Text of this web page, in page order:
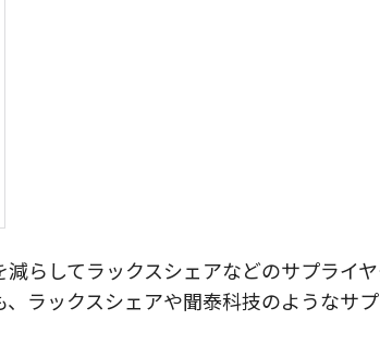
らしてラックスシェアなどのサプライ
ラックスシェアや聞泰科技のようなサ